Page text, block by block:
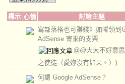
標示 心情
討論主題
寫部落格也可賺錢》如晞領到
AdSense 寄來的支票
@@大大不好意
之使徒（愛妳沒有如果。）)
何謂 Google AdSense？